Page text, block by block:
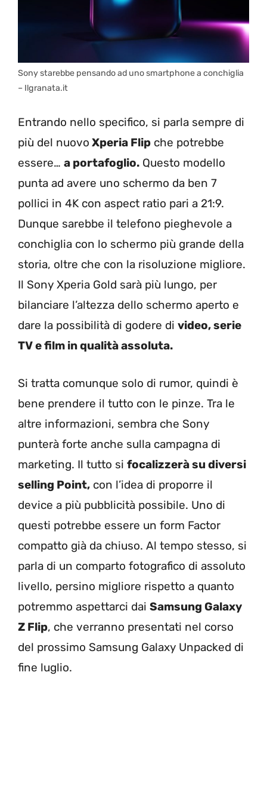
Sony starebbe pensando ad uno smartphone a conchiglia
– Ilgranata.it
Entrando nello specifico, si parla sempre di
più del nuovo Xperia Flip che potrebbe
essere… a portafoglio. Questo modello
punta ad avere uno schermo da ben 7
pollici in 4K con aspect ratio pari a 21:9.
Dunque sarebbe il telefono pieghevole a
conchiglia con lo schermo più grande della
storia, oltre che con la risoluzione migliore.
Il Sony Xperia Gold sarà più lungo, per
bilanciare l’altezza dello schermo aperto e
dare la possibilità di godere di video, serie
TV e film in qualità assoluta.
Si tratta comunque solo di rumor, quindi è
bene prendere il tutto con le pinze. Tra le
altre informazioni, sembra che Sony
punterà forte anche sulla campagna di
marketing. Il tutto si focalizzerà su diversi
selling Point, con l’idea di proporre il
device a più pubblicità possibile. Uno di
questi potrebbe essere un form Factor
compatto già da chiuso. Al tempo stesso, si
parla di un comparto fotografico di assoluto
livello, persino migliore rispetto a quanto
potremmo aspettarci dai Samsung Galaxy
Z Flip, che verranno presentati nel corso
del prossimo Samsung Galaxy Unpacked di
fine luglio.